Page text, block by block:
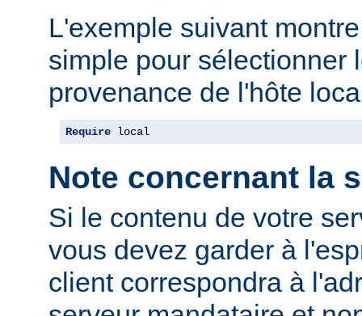
L'exemple suivant
simple pour sélectionner
provenance de l'hôte
Require local
Note concernant la
Si le contenu de votre
vous devez garder à
client correspondra à